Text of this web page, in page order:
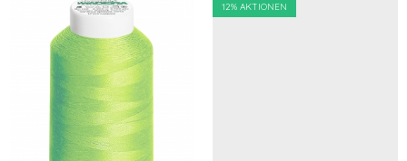
12% AKTIONEN